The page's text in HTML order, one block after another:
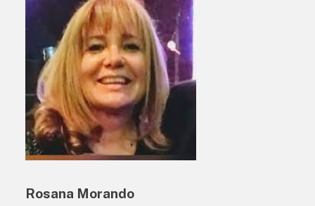
Rosana Morando